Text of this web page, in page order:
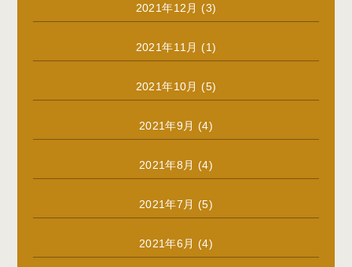
2021年12月 (3)
2021年11月 (1)
2021年10月 (5)
2021年9月 (4)
2021年8月 (4)
2021年7月 (5)
2021年6月 (4)